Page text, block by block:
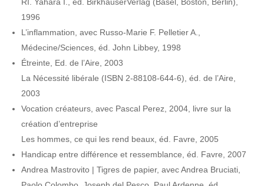
1996
L’inflammation, avec Russo-Marie F. Pelletier A.,
Médecine/Sciences, éd. John Libbey, 1998
Étreinte, Ed. de l’Aire, 2003
La Nécessité libérale (ISBN 2-88108-644-6), éd. de l’Aire,
2003
Vocation créateurs, avec Pascal Perez, 2004, livre sur la
création d’entreprise
Les hommes, ce qui les rend beaux, éd. Favre, 2005
Handicap entre différence et ressemblance, éd. Favre, 2007
Andrea Mastrovito | Tigres de papier, avec Andrea Bruciati,